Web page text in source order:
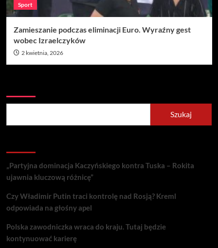
Sport
Zamieszanie podczas eliminacji Euro. Wyraźny gest
wobec Izraelczyków
2 kwietnia, 2026
Szukaj
„Partyjna dominacja Kaczyńskiego kontra Tuska – Rokita
ujawnia kluczową różnicę”
Czy Władimir Putin traci kontrolę nad Rosją? Kreml
odpowiada na głośny apel
Polska zawodniczka wraca do kraju. Tutaj będzie
kontynuować karierę